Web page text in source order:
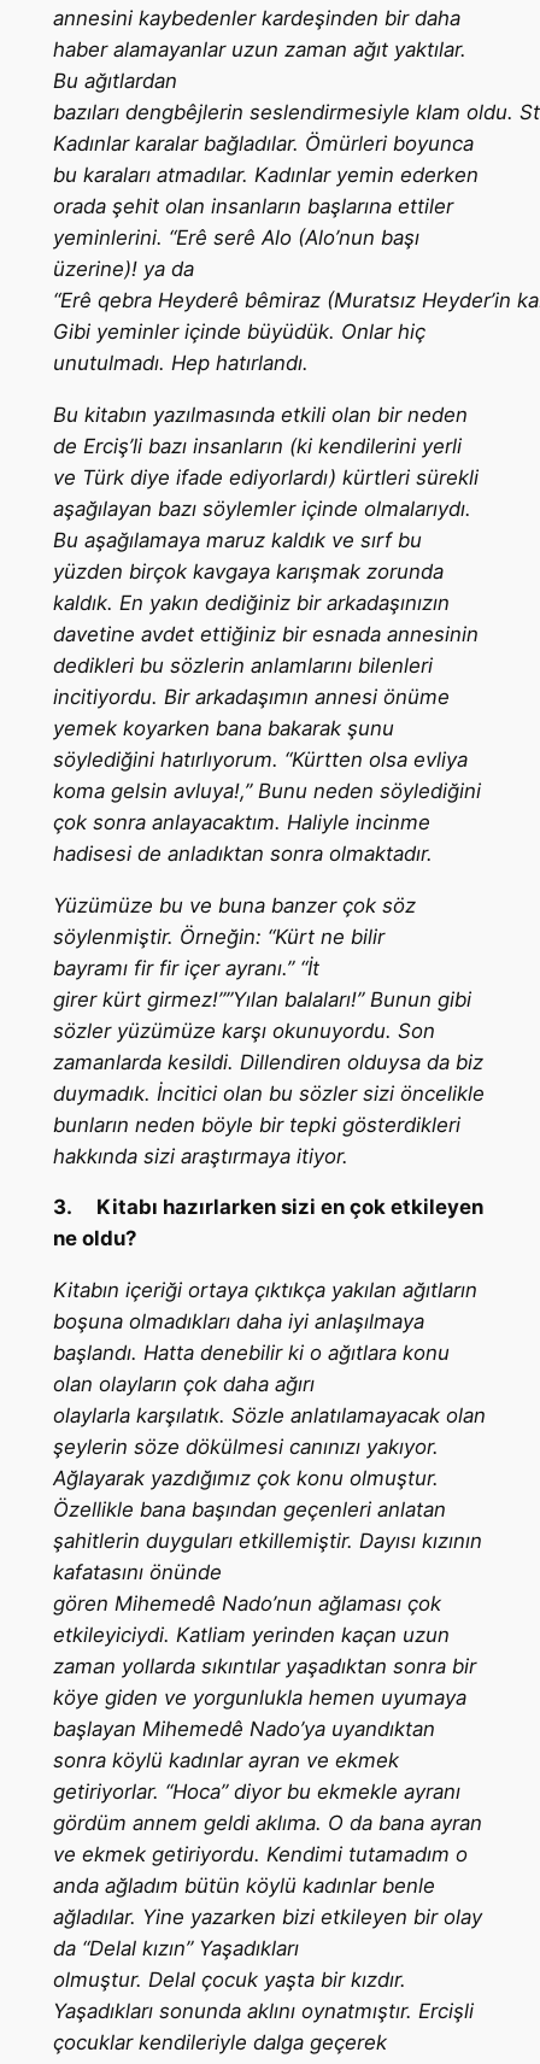
annesini kaybedenler kardeşinden bir daha
haber alamayanlar uzun zaman ağıt yaktılar.
Bu ağıtlardan
bazıları dengbêjlerin seslendirmesiyle klam oldu.
Kadınlar karalar bağladılar. Ömürleri boyunca
bu karaları atmadılar. Kadınlar yemin ederken
orada şehit olan insanların başlarına ettiler
yeminlerini. “Erê serê Alo (Alo’nun başı
üzerine)! ya da
“Erê qebra Heyderê bêmiraz (Muratsız Heyder’in
Gibi yeminler içinde büyüdük. Onlar hiç
unutulmadı. Hep hatırlandı.
Bu kitabın yazılmasında etkili olan bir neden
de Erciş’li bazı insanların (ki kendilerini yerli
ve Türk diye ifade ediyorlardı) kürtleri sürekli
aşağılayan bazı söylemler içinde olmalarıydı.
Bu aşağılamaya maruz kaldık ve sırf bu
yüzden birçok kavgaya karışmak zorunda
kaldık. En yakın dediğiniz bir arkadaşınızın
davetine avdet ettiğiniz bir esnada annesinin
dedikleri bu sözlerin anlamlarını bilenleri
incitiyordu. Bir arkadaşımın annesi önüme
yemek koyarken bana bakarak şunu
söylediğini hatırlıyorum. “Kürtten olsa evliya
koma gelsin avluya!,” Bunu neden söylediğini
çok sonra anlayacaktım. Haliyle incinme
hadisesi de anladıktan sonra olmaktadır.
Yüzümüze bu ve buna banzer çok söz
söylenmiştir. Örneğin: “Kürt ne bilir
bayramı fir fir içer ayranı.” “İt
girer kürt girmez!””Yılan balaları!” Bunun gibi
sözler yüzümüze karşı okunuyordu. Son
zamanlarda kesildi. Dillendiren olduysa da biz
duymadık. İncitici olan bu sözler sizi öncelikle
bunların neden böyle bir tepki gösterdikleri
hakkında sizi araştırmaya itiyor.
3. Kitabı hazırlarken sizi en çok etkileyen
ne oldu?
Kitabın içeriği ortaya çıktıkça yakılan ağıtların
boşuna olmadıkları daha iyi anlaşılmaya
başlandı. Hatta denebilir ki o ağıtlara konu
olan olayların çok daha ağırı
olaylarla karşılatık. Sözle anlatılamayacak olan
şeylerin söze dökülmesi canınızı yakıyor.
Ağlayarak yazdığımız çok konu olmuştur.
Özellikle bana başından geçenleri anlatan
şahitlerin duyguları etkillemiştir. Dayısı kızının
kafatasını önünde
gören Mihemedê Nado’nun ağlaması çok
etkileyiciydi. Katliam yerinden kaçan uzun
zaman yollarda sıkıntılar yaşadıktan sonra bir
köye giden ve yorgunlukla hemen uyumaya
başlayan Mihemedê Nado’ya uyandıktan
sonra köylü kadınlar ayran ve ekmek
getiriyorlar. “Hoca” diyor bu ekmekle ayranı
gördüm annem geldi aklıma. O da bana ayran
ve ekmek getiriyordu. Kendimi tutamadım o
anda ağladım bütün köylü kadınlar benle
ağladılar. Yine yazarken bizi etkileyen bir olay
da “Delal kızın” Yaşadıkları
olmuştur. Delal çocuk yaşta bir kızdır.
Yaşadıkları sonunda aklını oynatmıştır. Ercişli
çocuklar kendileriyle dalga geçerek